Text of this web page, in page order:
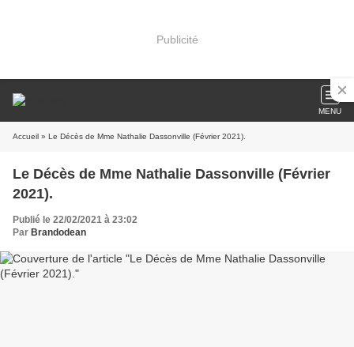
Publicité
MENU
Accueil » Le Décès de Mme Nathalie Dassonville (Février 2021).
Le Décès de Mme Nathalie Dassonville (Février
2021).
Publié le 22/02/2021 à 23:02
Par Brandodean